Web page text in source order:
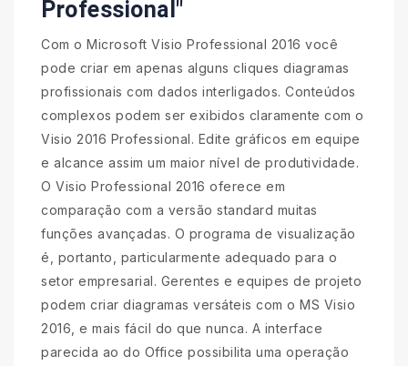
Professional"
Com o Microsoft Visio Professional 2016 você
pode criar em apenas alguns cliques diagramas
profissionais com dados interligados. Conteúdos
complexos podem ser exibidos claramente com o
Visio 2016 Professional. Edite gráficos em equipe
e alcance assim um maior nível de produtividade.
O Visio Professional 2016 oferece em
comparação com a versão standard muitas
funções avançadas. O programa de visualização
é, portanto, particularmente adequado para o
setor empresarial. Gerentes e equipes de projeto
podem criar diagramas versáteis com o MS Visio
2016, e mais fácil do que nunca. A interface
parecida ao do Office possibilita uma operação